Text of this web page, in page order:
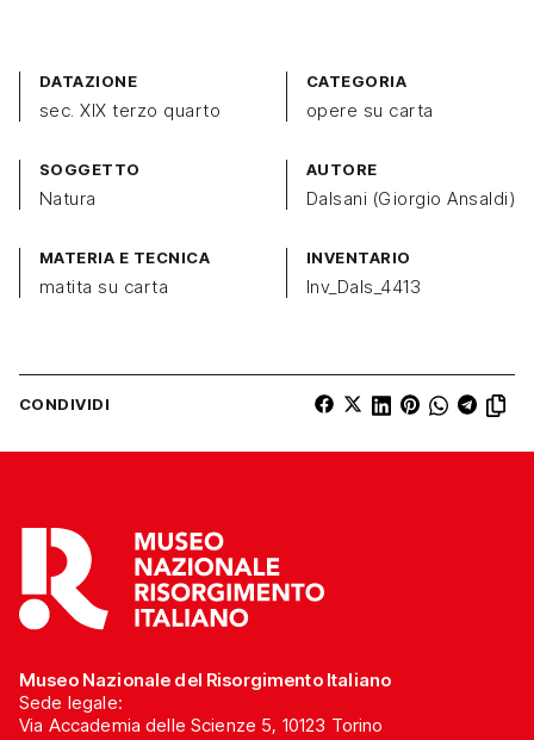
DATAZIONE
sec. XIX terzo quarto
CATEGORIA
opere su carta
SOGGETTO
Natura
AUTORE
Dalsani (Giorgio Ansaldi)
MATERIA E TECNICA
matita su carta
INVENTARIO
Inv_Dals_4413
CONDIVIDI
Museo Nazionale del Risorgimento Italiano
Sede legale:
Via Accademia delle Scienze 5, 10123 Torino